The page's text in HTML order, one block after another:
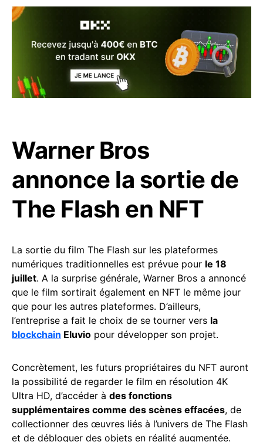
Warner Bros
annonce la sortie de
The Flash en NFT
La sortie du film The Flash sur les plateformes
numériques traditionnelles est prévue pour le 18
juillet. A la surprise générale, Warner Bros a annoncé
que le film sortirait également en NFT le même jour
que pour les autres plateformes. D’ailleurs,
l’entreprise a fait le choix de se tourner vers la
blockchain Eluvio pour développer son projet.
Concrètement, les futurs propriétaires du NFT auront
la possibilité de regarder le film en résolution 4K
Ultra HD, d’accéder à des fonctions
supplémentaires comme des scènes effacées, de
collectionner des œuvres liés à l’univers de The Flash
et de débloquer des objets en réalité augmentée.